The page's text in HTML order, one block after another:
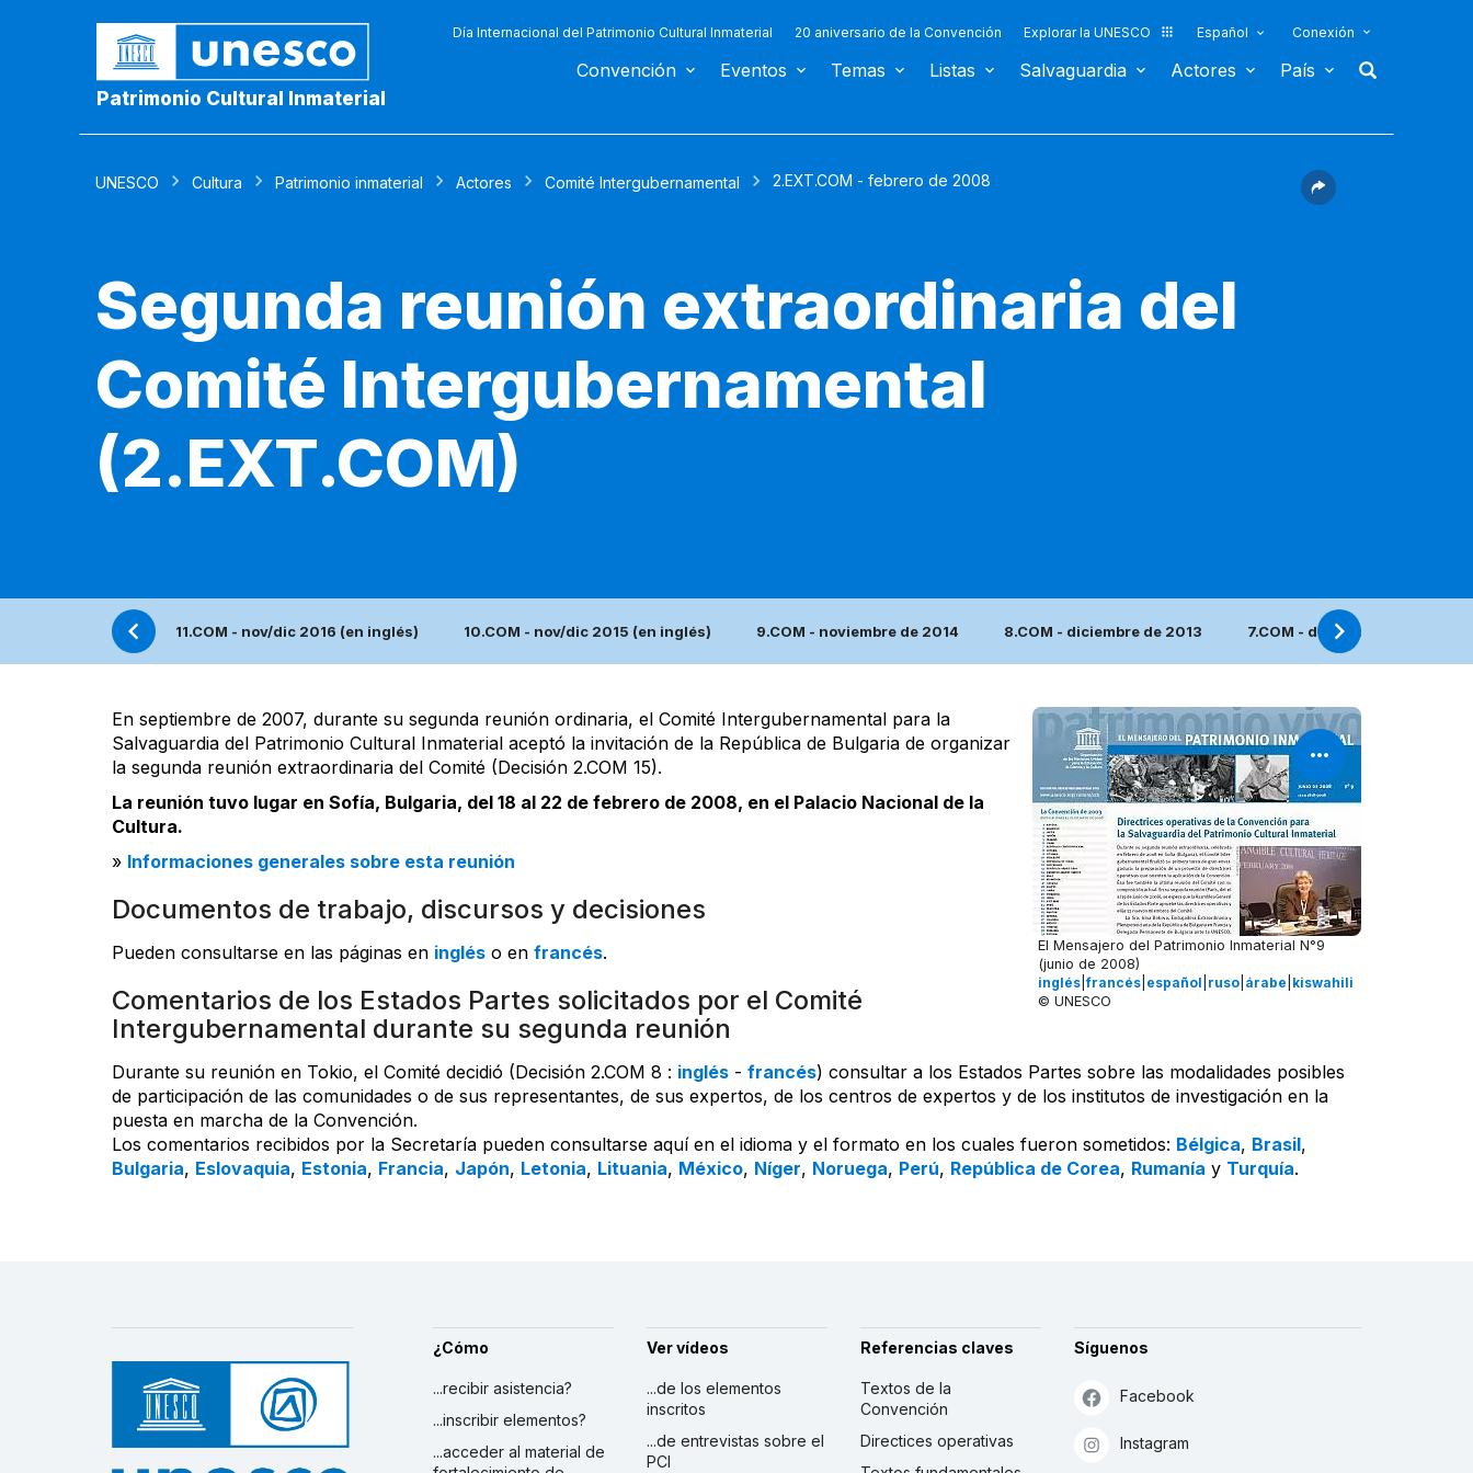
Patrimonio Cultural Inmaterial
Día Internacional del Patrimonio Cultural Inmaterial 20 aniversario de la Convención Explorar la UNESCO Español Conexión
Convención Eventos Temas Listas Salvaguardia Actores País
UNESCO Cultura Patrimonio inmaterial Actores Comité Intergubernamental 2.EXT.COM - febrero de 2008
Segunda reunión extraordinaria del
Comité Intergubernamental
(2.EXT.COM)
11.COM - nov/dic 2016 (en inglés) 10.COM - nov/dic 2015 (en inglés) 9.COM - noviembre de 2014 8.COM - diciembre de 2013 7.COM - diciembre de 2012
El Mensajero del Patrimonio Inmaterial N°9
(junio de 2008)
inglés |francés español ruso árabe kiswahili
© UNESCO
En septiembre de 2007, durante su segunda reunión ordinaria, el Comité Intergubernamental para la
Salvaguardia del Patrimonio Cultural Inmaterial aceptó la invitación de la República de Bulgaria de organizar
la segunda reunión extraordinaria del Comité (Decisión 2.COM 15).
La reunión tuvo lugar en Sofía, Bulgaria, del 18 al 22 de febrero de 2008, en el Palacio Nacional de la
Cultura.
» Informaciones generales sobre esta reunión
Documentos de trabajo, discursos y decisiones
Pueden consultarse en las páginas en inglés o en francés.
Comentarios de los Estados Partes solicitados por el Comité
Intergubernamental durante su segunda reunión
Durante su reunión en Tokio, el Comité decidió (Decisión 2.COM 8 : inglés - francés) consultar a los Estados Partes sobre las modalidades posibles
de participación de las comunidades o de sus representantes, de sus expertos, de los centros de expertos y de los institutos de investigación en la
puesta en marcha de la Convención.
Los comentarios recibidos por la Secretaría pueden consultarse aquí en el idioma y el formato en los cuales fueron sometidos: Bélgica, Brasil,
Bulgaria, Eslovaquia, Estonia, Francia, Japón, Letonia, Lituania, México, Níger, Noruega, Perú, República de Corea, Rumanía y Turquía.
¿Cómo
...recibir asistencia?
...inscribir elementos?
...acceder al material de
Ver vídeos
...de los elementos
inscritos
...de entrevistas sobre el
PCI
Referencias claves
Textos de la
Convención
Directices operativas
Síguenos
Facebook
Instagram